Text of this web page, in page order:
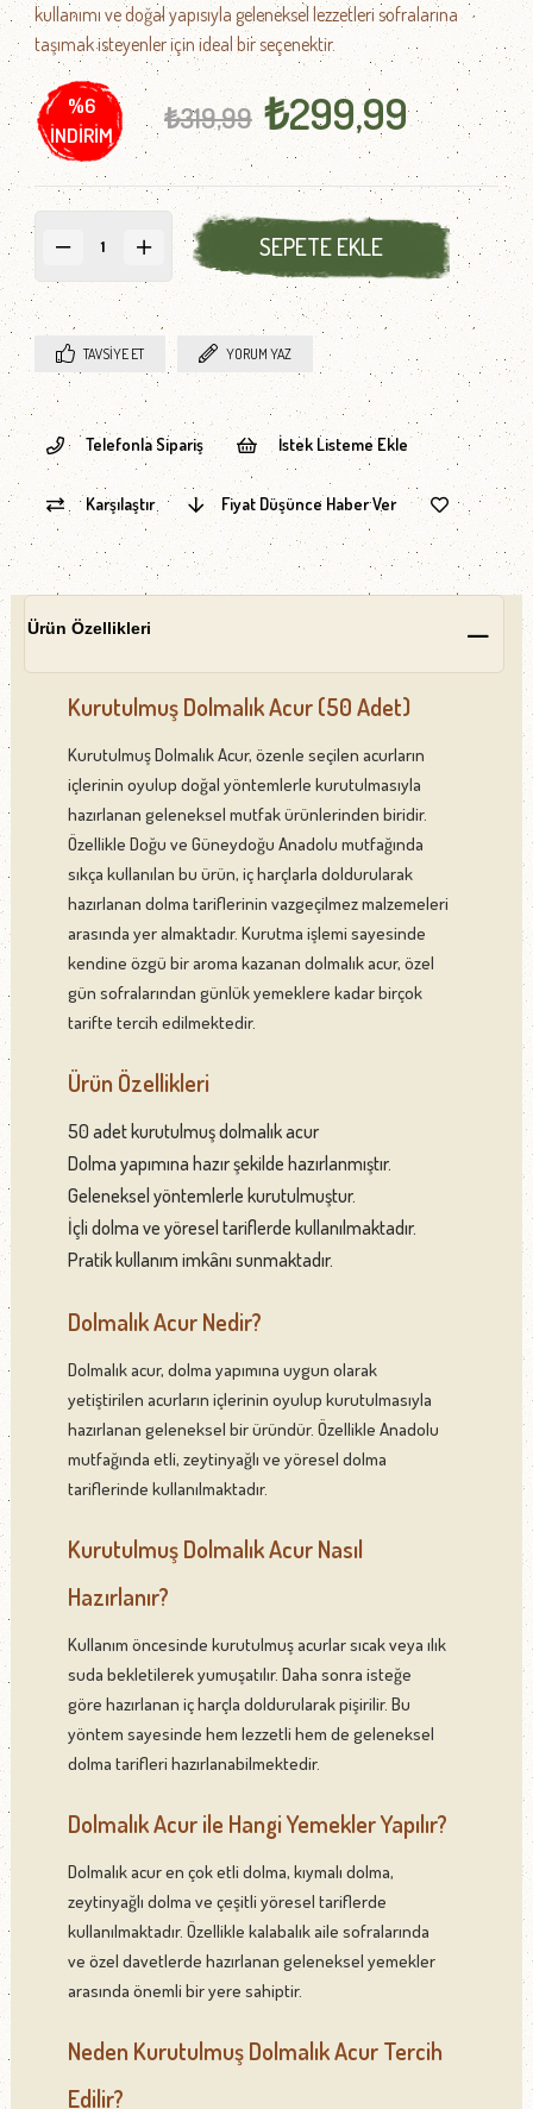
kullanımı ve doğal yapısıyla geleneksel lezzetleri sofralarına
taşımak isteyenler için ideal bir seçenektir.
%6
İNDIRIM
₺319,99 ₺299,99
TAVSIYE ET YORUM YAZ
Telefonla Sipariş İstek Listeme Ekle
Karşılaştır Fiyat Düşünce Haber Ver
Ürün Özellikleri
Kurutulmuş Dolmalık Acur (50 Adet)
Kurutulmuş Dolmalık Acur, özenle seçilen acurların
içlerinin oyulup doğal yöntemlerle kurutulmasıyla
hazırlanan geleneksel mutfak ürünlerinden biridir.
Özellikle Doğu ve Güneydoğu Anadolu mutfağında
sıkça kullanılan bu ürün, iç harçlarla doldurularak
hazırlanan dolma tariflerinin vazgeçilmez malzemeleri
arasında yer almaktadır. Kurutma işlemi sayesinde
kendine özgü bir aroma kazanan dolmalık acur, özel
gün sofralarından günlük yemeklere kadar birçok
tarifte tercih edilmektedir.
Ürün Özellikleri
50 adet kurutulmuş dolmalık acur
Dolma yapımına hazır şekilde hazırlanmıştır.
Geleneksel yöntemlerle kurutulmuştur.
İçli dolma ve yöresel tariflerde kullanılmaktadır.
Pratik kullanım imkânı sunmaktadır.
Dolmalık Acur Nedir?
Dolmalık acur, dolma yapımına uygun olarak
yetiştirilen acurların içlerinin oyulup kurutulmasıyla
hazırlanan geleneksel bir üründür. Özellikle Anadolu
mutfağında etli, zeytinyağlı ve yöresel dolma
tariflerinde kullanılmaktadır.
Kurutulmuş Dolmalık Acur Nasıl
Hazırlanır?
Kullanım öncesinde kurutulmuş acurlar sıcak veya ılık
suda bekletilerek yumuşatılır. Daha sonra isteğe
göre hazırlanan iç harçla doldurularak pişirilir. Bu
yöntem sayesinde hem lezzetli hem de geleneksel
dolma tarifleri hazırlanabilmektedir.
Dolmalık Acur ile Hangi Yemekler Yapılır?
Dolmalık acur en çok etli dolma, kıymalı dolma,
zeytinyağlı dolma ve çeşitli yöresel tariflerde
kullanılmaktadır. Özellikle kalabalık aile sofralarında
ve özel davetlerde hazırlanan geleneksel yemekler
arasında önemli bir yere sahiptir.
Neden Kurutulmuş Dolmalık Acur Tercih
Edilir?